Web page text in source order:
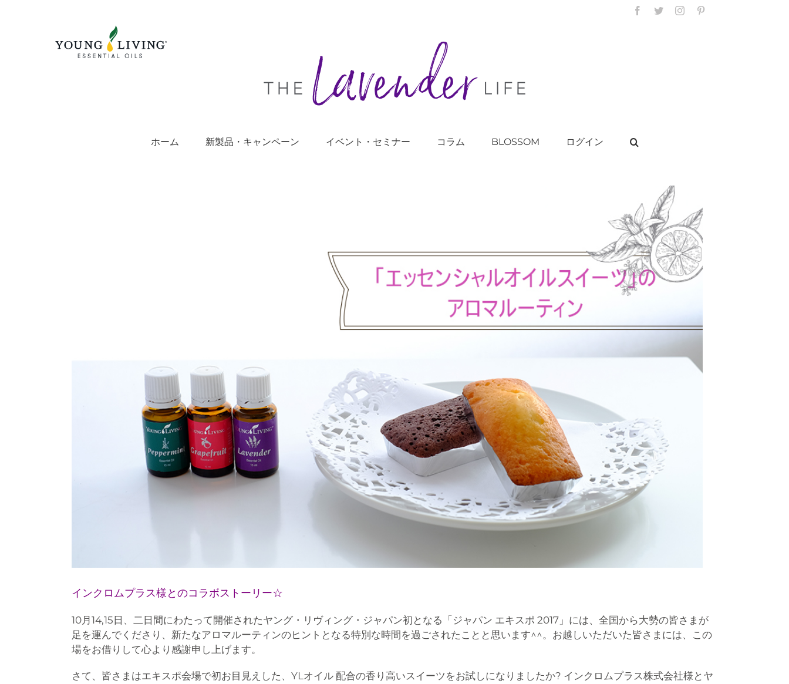
Facebook
TwitterInstagram
ホーム 新製品・キャンペーン イベント・セミナー コラム BLOSSOM ログイン
インクロムプラス様とのコラボストーリー☆
10月14,15日、二日間にわたって開催されたヤング・リヴィング・ジャパン初となる「ジャパン エキスポ 2017」には、全国から大勢の皆さまが
足を運んでくださり、新たなアロマルーティンのヒントとなる特別な時間を過ごされたことと思います^^。お越しいただいた皆さまには、この
場をお借りして心より感謝申し上げます。
さて、皆さまはエキスポ会場で初お目見えした、YLオイル 配合の香り高いスイーツをお試しになりましたか? インクロムプラス株式会社様とヤ